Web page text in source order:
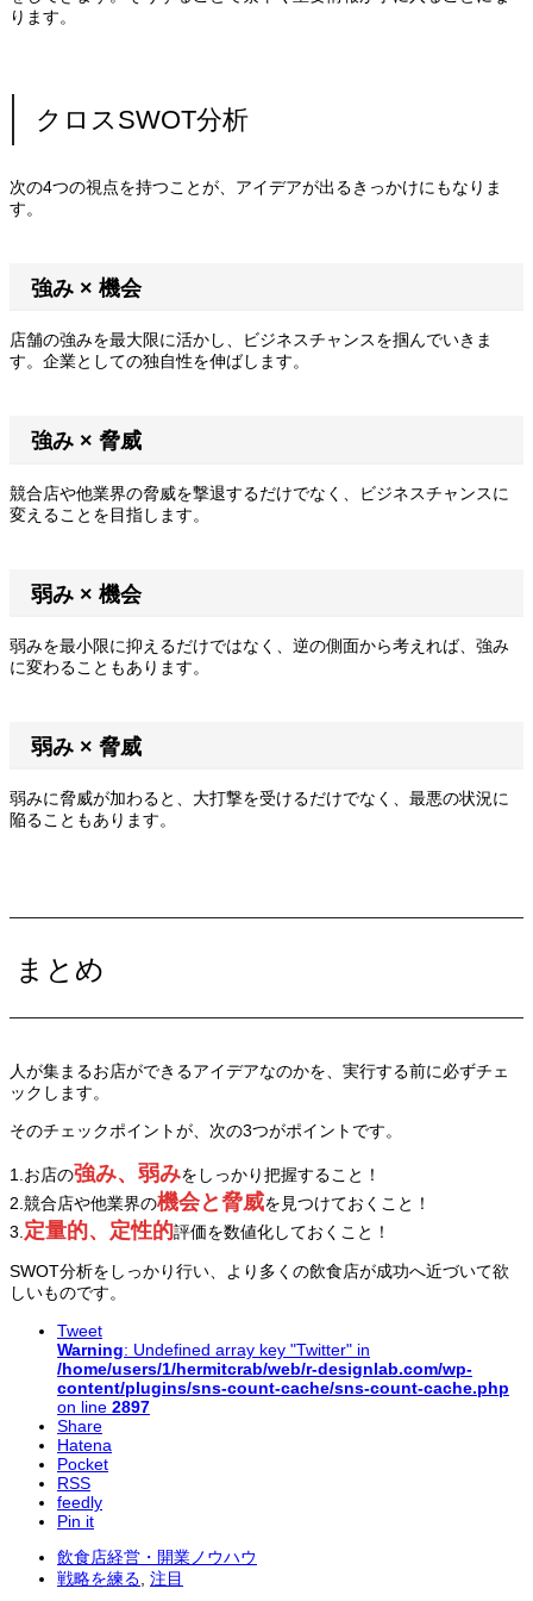
ります。
クロスSWOT分析
次の4つの視点を持つことが、アイデアが出るきっかけにもなりま
す。
強み × 機会
店舗の強みを最大限に活かし、ビジネスチャンスを掴んでいきま
す。企業としての独自性を伸ばします。
強み × 脅威
競合店や他業界の脅威を撃退するだけでなく、ビジネスチャンスに
変えることを目指します。
弱み × 機会
弱みを最小限に抑えるだけではなく、逆の側面から考えれば、強み
に変わることもあります。
弱み × 脅威
弱みに脅威が加わると、大打撃を受けるだけでなく、最悪の状況に
陥ることもあります。
まとめ
人が集まるお店ができるアイデアなのかを、実行する前に必ずチェ
ックします。
そのチェックポイントが、次の3つがポイントです。
1.お店の強み、弱みをしっかり把握すること！
2.競合店や他業界の機会と脅威を見つけておくこと！
3. 定量的、定性的評価を数値化しておくこと！
SWOT分析をしっかり行い、より多くの飲食店が成功へ近づいて欲
しいものです。
Tweet
Warning: Undefined array key "Twitter" in
/home/users/1/hermitcrab/web/r-designlab.com/wp-
content/plugins/sns-count-cache/sns-count-cache.php
on line 2897
Share
Hatena
Pocket
RSS
feedly
Pin it
飲食店経営・開業ノウハウ
戦略を練る 注目